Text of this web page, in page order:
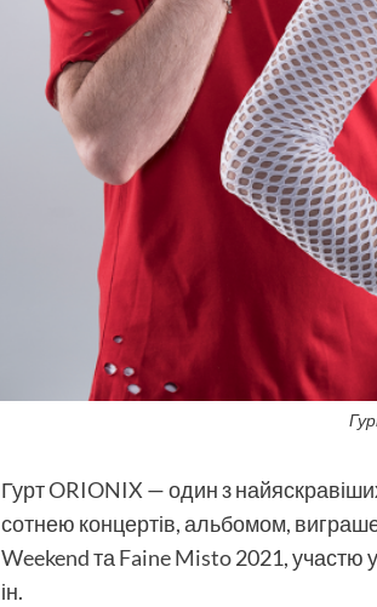
ГуртORIONIX — один з
сотнею концертів, альбомом,
Weekendта Faine Misto2021, участю
ін.